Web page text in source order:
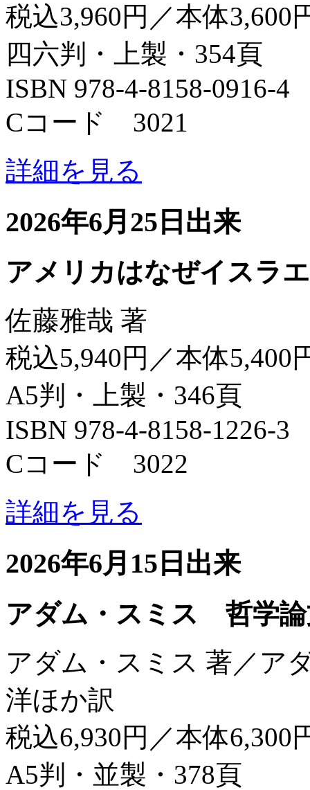
税込3,960円／本体3,600
四六判・上製・354頁
ISBN 978-4-8158-0916-4
Cコード 3021
詳細を見る
2026年6月25日出来
アメリカはなぜイスラ
佐藤雅哉 著
税込5,940円／本体5,400
A5判・上製・346頁
ISBN 978-4-8158-1226-3
Cコード 3022
詳細を見る
2026年6月15日出来
アダム・スミス 哲学論
アダム・スミス 著／ア
洋ほか訳
税込6,930円／本体6,300
A5判・並製・378頁